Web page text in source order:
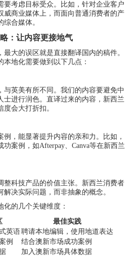
要考虑目标受众。比如，针对企业客户
威商业媒体上，而面向普通消费者的产
合媒体。
：让内容更接地气
大的误区就是直接翻译国内的稿件。
地化需要做到以下几点：
与英美有所不同。我们的内容要避免中
士进行润色。直译过来的内容，新西兰
会大打折扣。
，能显著提升内容的亲和力。比如，
案例，如Afterpay、Canva等在新西兰
整科技产品的价值主张。新西兰消费者
决实际问题，而非抽象的概念。
的几个关键维度：
最佳实践
英语聘请本地编辑，使用地道表达
例
结合澳新市场成功案例
加入澳新市场具体数据